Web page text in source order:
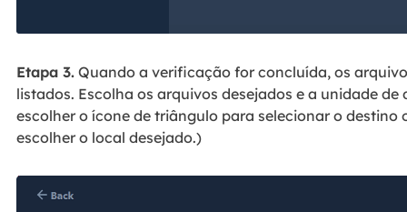
Etapa 3.Quando a verificação for concluída, os
listados. Escolha os arquivos desejados e a unidade de
escolher o ícone de triângulo para selecionar o destino
escolher o local desejado.)